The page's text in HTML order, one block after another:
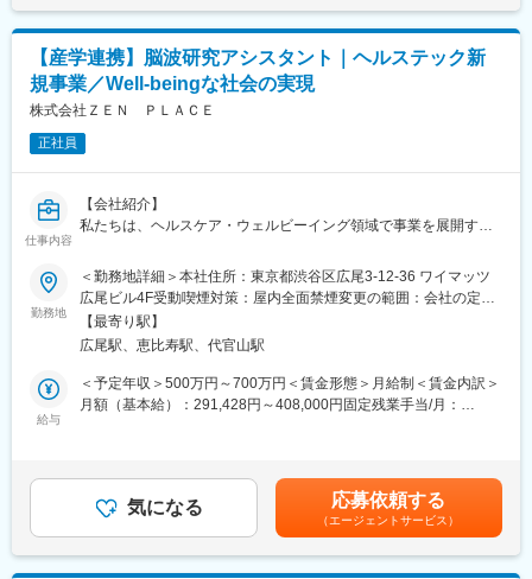
■研修について：
・KOLの思考理解、医師のニーズに沿った戦略の立案
・医師とのコミュニケーション、ディスカッション
・担当製品に関する疾患知識
などを中心に学習します。
■募集の背景：同社本国アメリカでは既にCSOのMSL事業が進ん
にクリニカル、コマーシャル、コンサルティングのサービスを提
供するグローバル企業です。世界110ヶ国に拠点をもち、24,000
企業に対して、研究・臨床開発、営業・マーケティング、ブラン
ディング、コンサルティングと、医薬品等のプロダクトライフサ
イクルに必要なベスト・イン・クラスのサービスを「ワンストッ
プ」で提供しています。550社以上の顧客と取引の実績があり、
製薬、バイオ、ライフサイエンスなど様々なプロダクトを持つ顧
客に、各領域において深い専門知識を有するスタッフが知識や経
験をもって課題解決に取り組んでいます。
【産学連携】脳波研究アシスタント｜ヘルステック新
規事業／Well-beingな社会の実現
株式会社ＺＥＮ ＰＬＡＣＥ
正社員
仕事内容
【会社紹介】
私たちは、ヘルスケア・ウェルビーイング領域で事業を展開する
全国150以上のピラティス・ヨガスタジオ運営を主軸に、教育事
業・訪問看護事業などを展開し、「心身ともに豊かな人生」を広
げることを目指しています。
現在、筑波大学・電気通信大学との共同研究を通じて、ピラティ
スやヨガといった身体活動が、体・心・脳に与える影響を科学的
に解明する新たなヘルステック研究プロジェクトを推進していま
「イライラしなくなった」「心が落ち着いた」といった、これま
で定性的に語られてきたピラティスの効果を、脳波データを用い
て定量的・客観的に明らかにすることが本研究の目的です。
勤務地
＜勤務地詳細＞本社住所：東京都渋谷区広尾3-12-36 ワイマッツ
広尾ビル4F受動喫煙対策：屋内全面禁煙変更の範囲：会社の定め
る事業所
【最寄り駅】
広尾駅、恵比寿駅、代官山駅
給与
＜予定年収＞500万円～700万円＜賃金形態＞月給制＜賃金内訳＞
月額（基本給）：291,428円～408,000円固定残業手当/月：
はスキルや経験で決定します■昇給：年1回※実績による■賞与：年
1回賃金はあくまでも目安の金額であり、選考を通じて上下する可
能性があります。月給(月額)は固定手当を含めた表記です。
気になる 応募依頼する
（エージェントサービス）